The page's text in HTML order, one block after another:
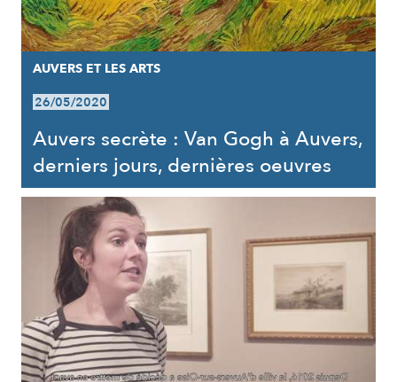
AUVERS ET LES ARTS
26/05/2020
Auvers secrète : Van Gogh à Auvers,
derniers jours, dernières oeuvres